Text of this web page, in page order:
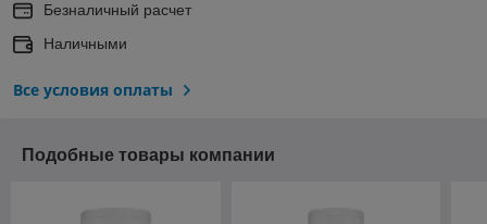
Безналичный расчет
Наличными
Все условия оплаты
Подобные товары компании